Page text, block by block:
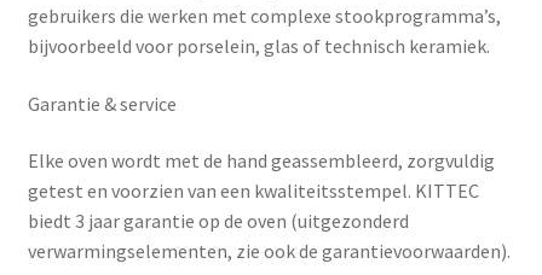
gebruikers die werken met complexe stookprogramma’s,
bijvoorbeeld voor porselein, glas of technisch keramiek.
Garantie & service
Elke oven wordt met de hand geassembleerd, zorgvuldig
getest en voorzien van een kwaliteitsstempel. KITTEC
biedt 3 jaar garantie op de oven (uitgezonderd
verwarmingselementen, zie ook de garantievoorwaarden).